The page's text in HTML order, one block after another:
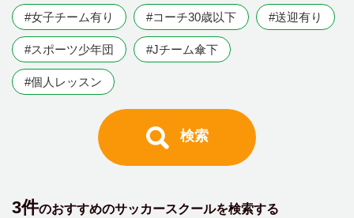
#女子チーム有り #コーチ30歳以下 #送迎有り
#スポーツ少年団 #Jチーム傘下
#個人レッスン
検索
3件のおすすめのサッカースクールを検索する